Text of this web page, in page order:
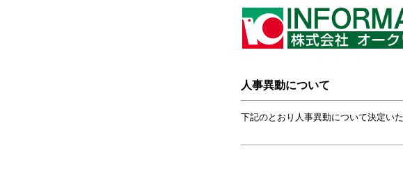
人事異動について
下記のとおり人事異動について決定い